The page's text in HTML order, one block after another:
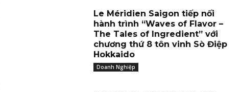
Le Méridien Saigon tiếp nối
hành trình “Waves of Flavor –
The Tales of Ingredient” với
chương thứ 8 tôn vinh Sò Điệp
Hokkaido
Doanh Nghiệp